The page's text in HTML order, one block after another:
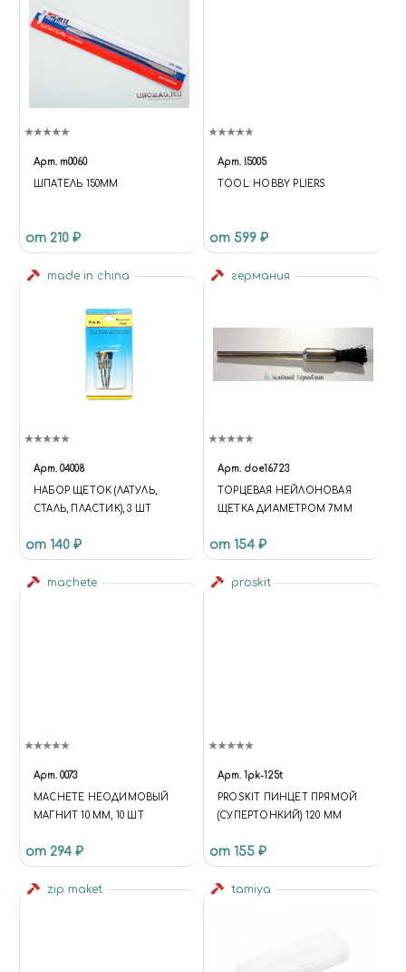
Арт. m0060
ШПАТЕЛЬ 150ММ
от 210 ₽
Арт. l5005
TOOL: HOBBY PLIERS
от 599 ₽
made in china
Арт. 04008
НАБОР ЩЕТОК (ЛАТУЛЬ,
СТАЛЬ, ПЛАСТИК), 3 ШТ
от 140 ₽
германия
Арт. doe16723
ТОРЦЕВАЯ НЕЙЛОНОВАЯ
ЩЕТКА ДИАМЕТРОМ 7ММ
от 154 ₽
machete
Арт. 0073
MACHETE НЕОДИМОВЫЙ
МАГНИТ 10 ММ, 10 ШТ
от 294 ₽
proskit
Арт. 1pk-125t
PROSKIT ПИНЦЕТ ПРЯМОЙ
(СУПЕРТОНКИЙ) 120 ММ
от 155 ₽
zip maket tamiya